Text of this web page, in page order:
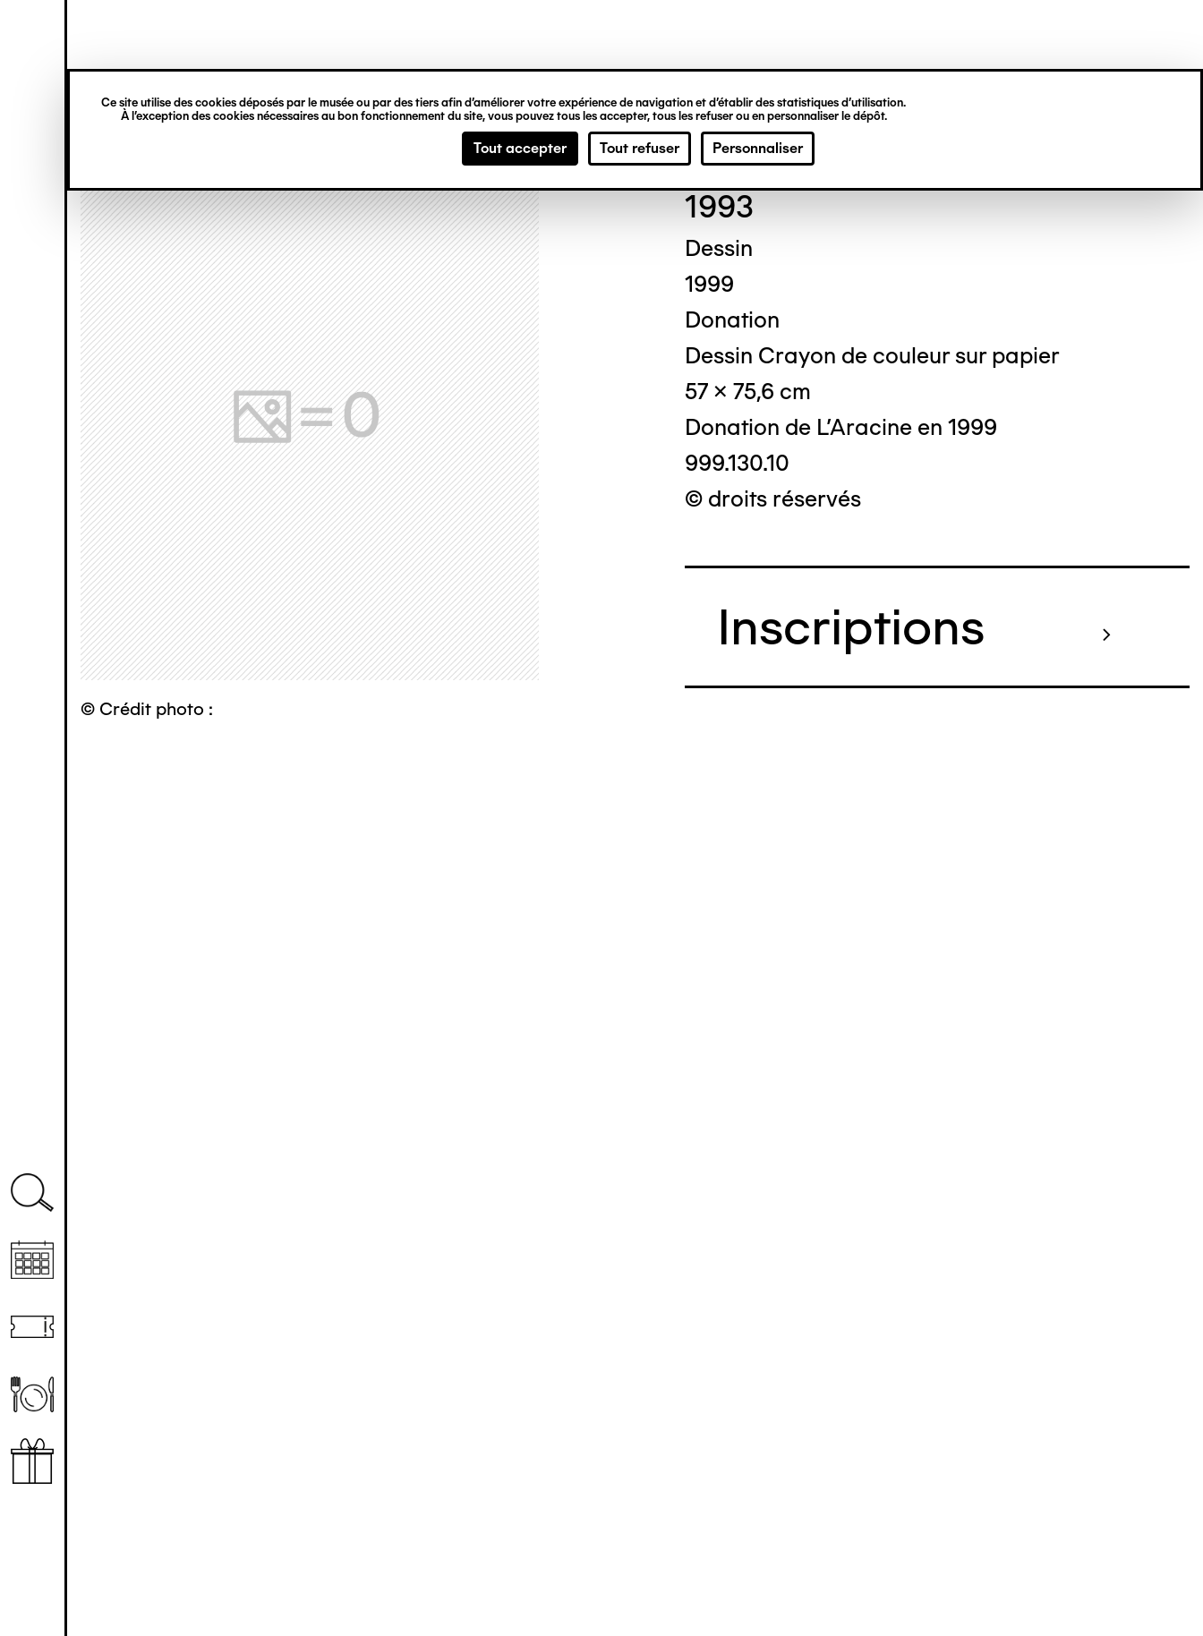
Ce site utilise des cookies déposés par le musée ou par des tiers afin d’améliorer votre expérience de navigation et d’établir des statistiques d’utilisation.
À l’exception des cookies nécessaires au bon fonctionnement du site, vous pouvez tous les accepter, tous les refuser ou en personnaliser le dépôt.
Tout accepter Tout refuser Personnaliser
principal
verticale
© Crédit photo :
Gaston MOULY
1993
Dessin
1999
Donation
Dessin Crayon de couleur sur papier
57 x 75,6 cm
Donation de L'Aracine en 1999
999.130.10
© droits réservés
Inscriptions